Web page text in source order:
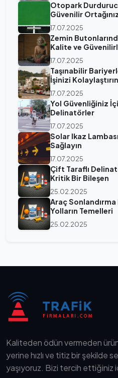
Otopark
Güvenilir
17.07.2025
Zemin
Kalite ve
17.07.2025
Taşınabilir
İşinizi Kolaylaştırın
17.07.2025
Yol Güvenliğiniz
Delinatörler
17.07.2025
Solar Ikaz
Sağlayın
17.07.2025
Çift Taraflı
Kritik Bir Bileşen
25.02.2025
Araç
Yolların Temelleri
25.02.2025
Kaliteden ödün vermeden
yerine hızlı ve titiz bir şekilde
yaşıyoruz. Bizi tercih ettiğiniz